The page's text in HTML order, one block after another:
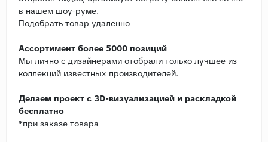
в нашем шоу-руме.
Подобрать товар удаленно
Ассортимент более 5000 позиций
Мы лично с дизайнерами отобрали только лучшее из
коллекций известных производителей.
Делаем проект с 3D-визуализацией и раскладкой
бесплатно
*при заказе товара